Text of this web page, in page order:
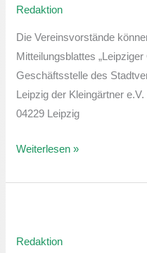
Redaktion
Die Vereinsvorstände
Mitteilungsblattes
Geschäftsstelle des
Leipzig der Kleingärtner
04229 Leipzig
–
Februar-
Ausgabe
Weiterlesen »
Redaktion
–